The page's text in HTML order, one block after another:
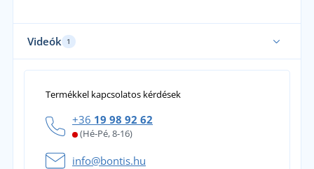
Videók 1
Termékkel kapcsolatos kérdések
+36 19 98 92 62
(Hé-Pé, 8-16)
info@bontis.hu